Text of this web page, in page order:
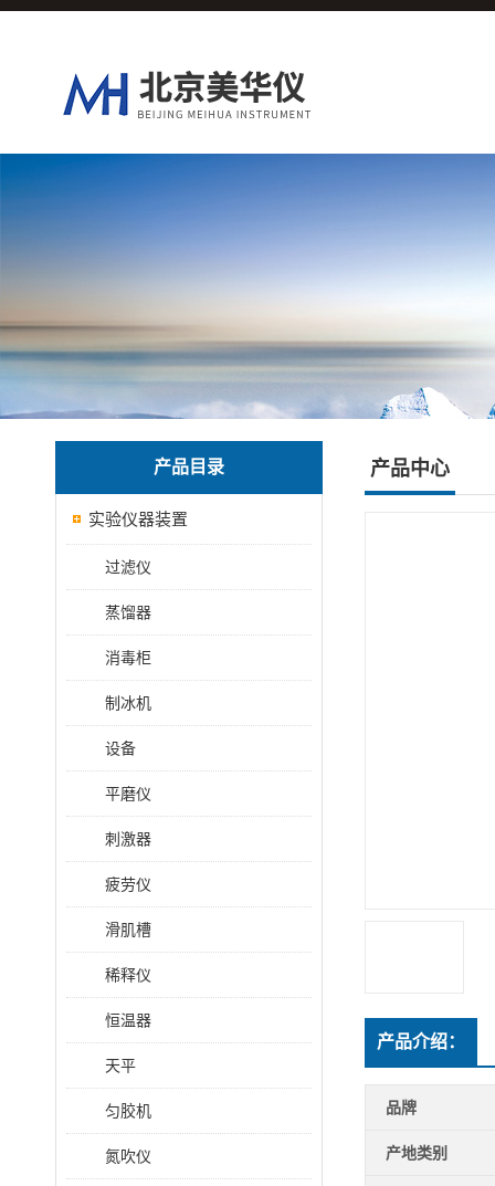
产品目录
实验仪器装置
过滤仪
蒸馏器
消毒柜
制冰机
设备
平磨仪
刺激器
疲劳仪
滑肌槽
稀释仪
恒温器
天平
匀胶机
氮吹仪
产品中心
产品介绍：
品牌
产地类别